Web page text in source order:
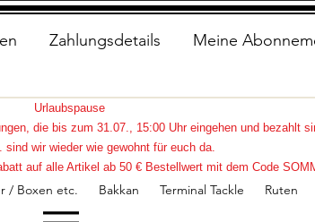
Zahlungsdetails Meine
/ Boxen etc. Bakkan Terminal Tackle Ruten
Urlaubspause
die bis zum 31.07., 15:00 Uhr eingehen und bezahlt
sind wir wieder wie gewohnt für euch da.
auf alle Artikel ab 50 € Bestellwert mit dem Code